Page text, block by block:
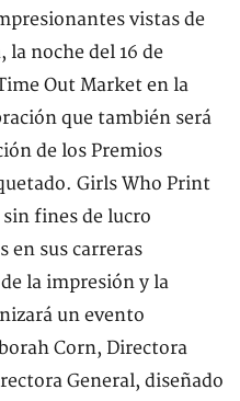
vistas de
​​la noche del 16 de
Out Market en la
que también será
de los Premios
Girls Who Print
fines de lucro
en sus carreras
la impresión y la
un evento
Corn, Directora
General, diseñado